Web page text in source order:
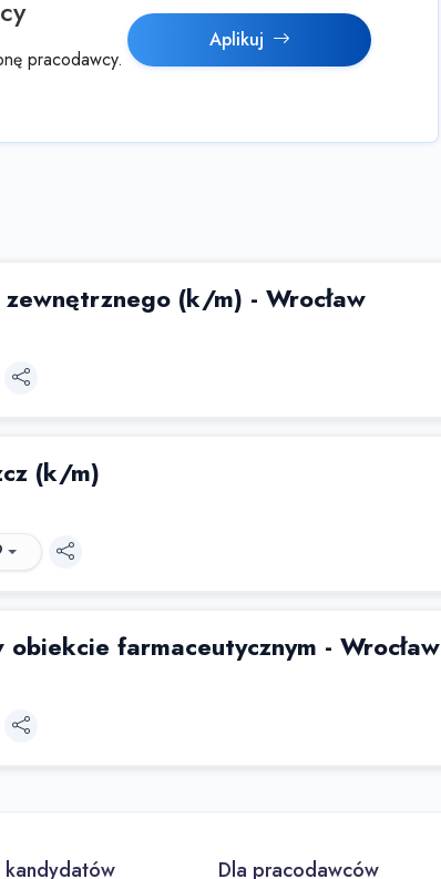
pracodawcy.
Aplikuj
(k/m) - Wrocław
(k/m)
farmaceutycznym - Wrocław
kandydatów Dla pracodawców